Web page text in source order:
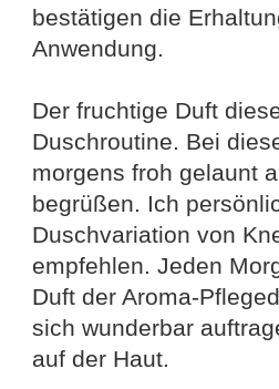
bestätigen die
Anwendung.
Der fruchtige Duft
Duschroutine. Bei
morgens froh gelaunt
begrüßen. Ich
Duschvariation von
empfehlen. Jeden
Duft der Aroma-
sich wunderbar
auf der Haut.